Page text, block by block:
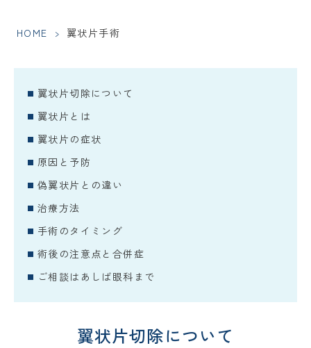
HOME > 翼状片手術
翼状片切除について
翼状片とは
翼状片の症状
原因と予防
偽翼状片との違い
治療方法
手術のタイミング
術後の注意点と合併症
ご相談はあしば眼科まで
翼状片切除について